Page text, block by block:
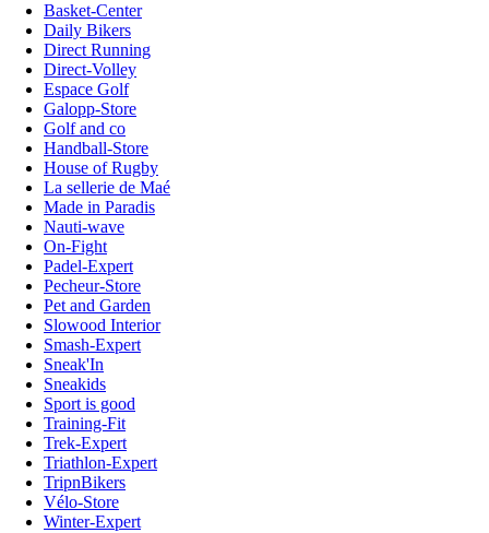
Basket-Center
Daily Bikers
Direct Running
Direct-Volley
Espace Golf
Galopp-Store
Golf and co
Handball-Store
House of Rugby
La sellerie de Maé
Made in Paradis
Nauti-wave
On-Fight
Padel-Expert
Pecheur-Store
Pet and Garden
Slowood Interior
Smash-Expert
Sneak'In
Sneakids
Sport is good
Training-Fit
Trek-Expert
Triathlon-Expert
TripnBikers
Vélo-Store
Winter-Expert